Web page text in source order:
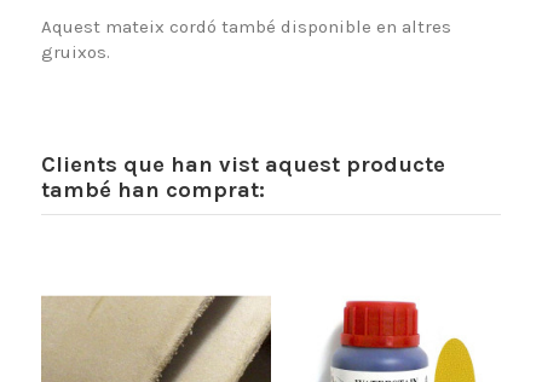
Aquest mateix cordó també disponible en altres
gruixos.
Clients que han vist aquest producte
també han comprat: